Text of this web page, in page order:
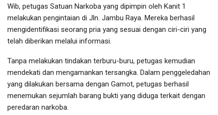
Wib, petugas Satuan Narkoba yang dipimpin oleh Kanit 1
melakukan pengintaian di Jln. Jambu Raya. Mereka berhasil
mengidentifikasi seorang pria yang sesuai dengan ciri-ciri yang
telah diberikan melalui informasi.
Tanpa melakukan tindakan terburu-buru, petugas kemudian
mendekati dan mengamankan tersangka. Dalam penggeledahan
yang dilakukan bersama dengan Gamot, petugas berhasil
menemukan sejumlah barang bukti yang diduga terkait dengan
peredaran narkoba.